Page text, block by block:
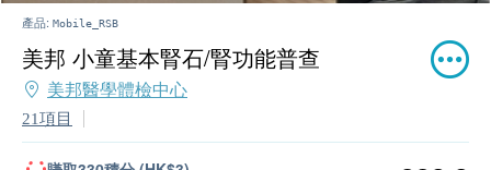
產品: Mobile_RSB
美邦 小童基本腎石/腎功能普查
美邦醫學體檢中心
21項目